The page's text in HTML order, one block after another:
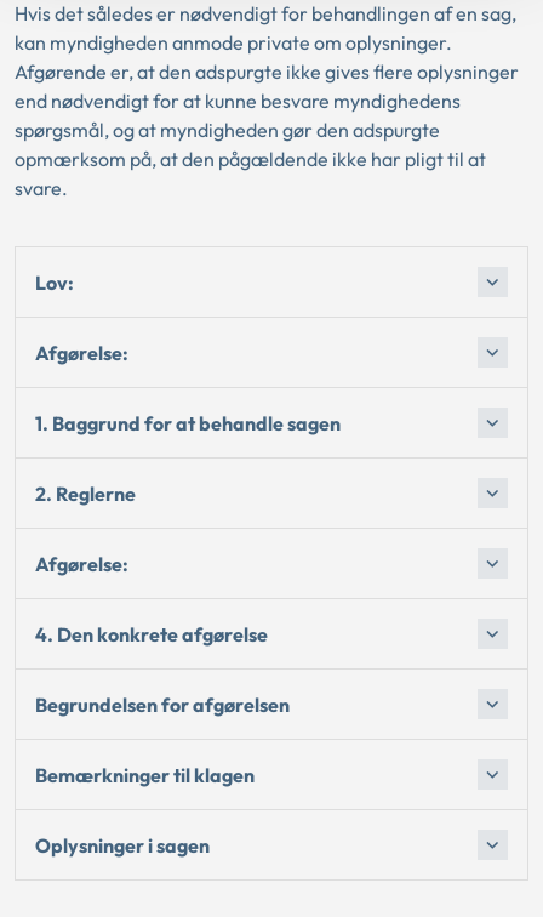
Hvis det således er nødvendigt for behandlingen af en sag,
kan myndigheden anmode private om oplysninger.
Afgørende er, at den adspurgte ikke gives flere oplysninger
end nødvendigt for at kunne besvare myndighedens
spørgsmål, og at myndigheden gør den adspurgte
opmærksom på, at den pågældende ikke har pligt til at
svare.
Lov:
Afgørelse:
1. Baggrund for at behandle sagen
2. Reglerne
Afgørelse:
4. Den konkrete afgørelse
Begrundelsen for afgørelsen
Bemærkninger til klagen
Oplysninger i sagen